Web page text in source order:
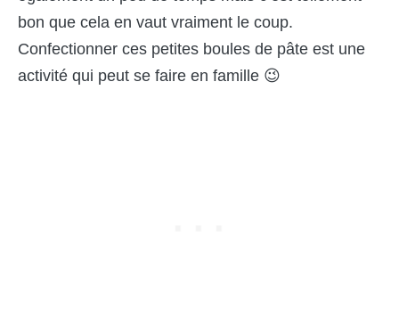
bon que cela en vaut vraiment le coup.
Confectionner ces petites boules de pâte est une
activité qui peut se faire en famille 😉